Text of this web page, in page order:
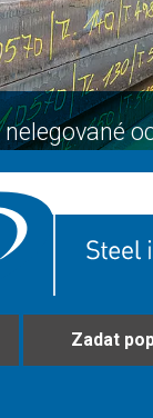
nelegované
Zadat